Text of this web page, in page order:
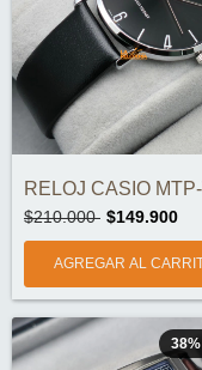
$210.000 $149.900
38%